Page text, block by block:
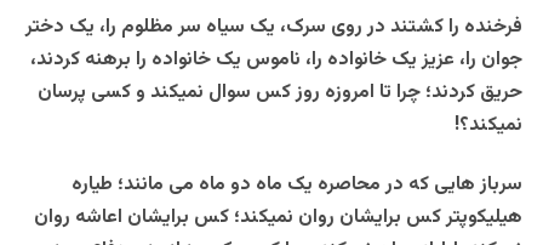
فرخنده را کشتند در روی سرک، یک سیاه سر مظلوم را، یک دختر
جوان را، عزیز یک خانواده را، ناموس یک خانواده را برهنه کردند،
حریق کردند؛ چرا تا امروزه روز کس سوال نمیکند و کسی پرسان
نمیکند؟!
سرباز هایی که در محاصره یک ماه دو ماه می مانند؛ طیاره
هیلیکوپتر کس برایشان روان نمیکند؛ کس برایشان اعاشه روان